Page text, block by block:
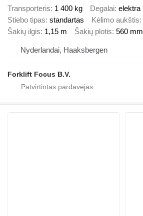
Transporteris 1 400 kg Degalai elektra
Stiebo tipas standartas Kėlimo aukštis
Šakių ilgis 1,15 m Šakių plotis 560 mm
Nyderlandai, Haaksbergen
Forklift Focus B.V.